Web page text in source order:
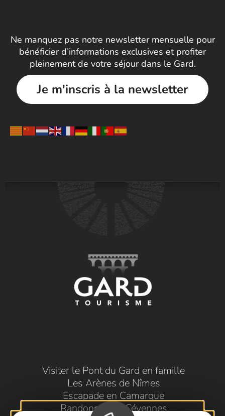
Ne manquez pas notre newsletter mensuelle pour
bénéficier d’informations exclusives et profiter
pleinement de votre séjour dans le Gard.
Je m'inscris à la newsletter
Visiter le Pont du Gard en famille
Les Arènes de Nîmes
Escapade en Camargue
Randonnée en Cévennes